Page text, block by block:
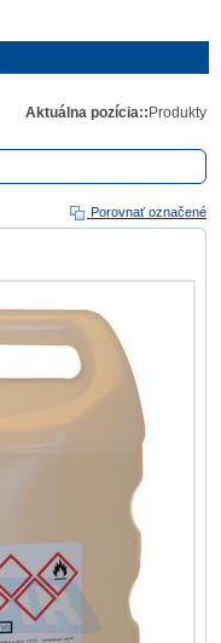
Aktuálna pozícia:: Produkty
Porovnať označené